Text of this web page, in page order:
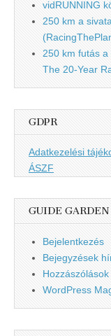
vidRUNNING
250 km a
250 km futás
The 20-Year
GDPR
Adatkezelési
ÁSZF
GUIDE GARDEN
Bejelentkezés
Bejegyzések
WordPress